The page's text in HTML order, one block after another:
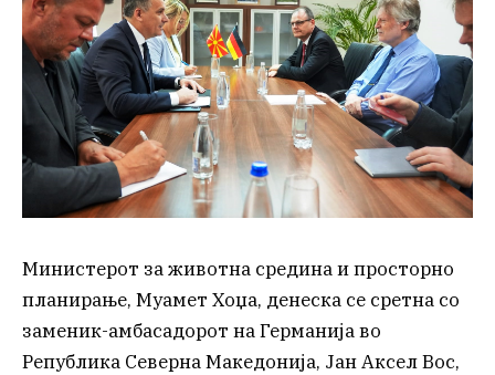
Министерот за животна средина и просторно
планирање, Муамет Хоџа, денеска се сретна со
заменик-амбасадорот на Германија во
Република Северна Македонија, Јан Аксел Вос,